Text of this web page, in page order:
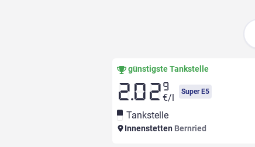
günstigste Tankstelle
2.02 9
€/l
Super E5
Tankstelle
Innenstetten Bernried